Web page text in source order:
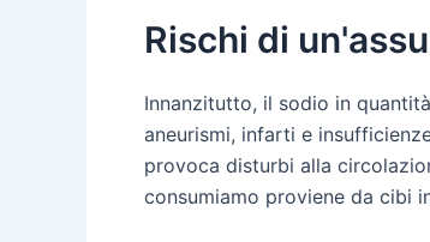
Rischi di
Innanzitutto, il sodio in
aneurismi, infarti e
provoca disturbi alla
consumiamo proviene da cibi